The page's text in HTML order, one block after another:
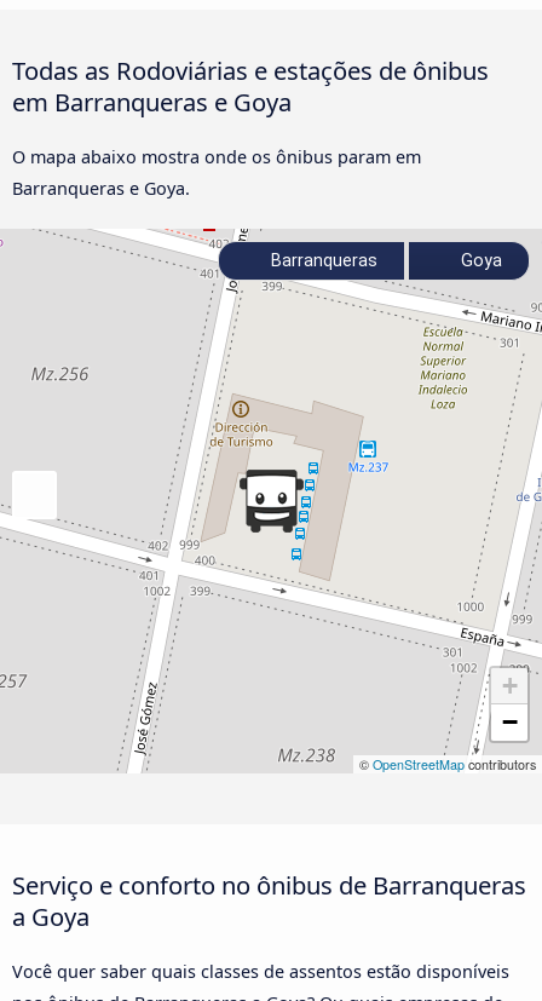
Todas as Rodoviárias e estações de ônibus
em Barranqueras e Goya
O mapa abaixo mostra onde os ônibus param em
Barranqueras e Goya.
+
−
© OpenStreetMap contributors
Barranqueras Goya
Serviço e conforto no ônibus de Barranqueras
a Goya
Você quer saber quais classes de assentos estão disponíveis